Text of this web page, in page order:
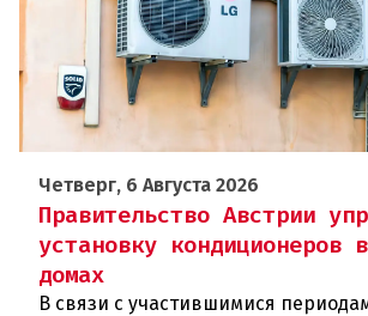
Четверг, 6 Августа 2026
Правительство Австрии
установку кондиционеров
домах
В связи с участившимися